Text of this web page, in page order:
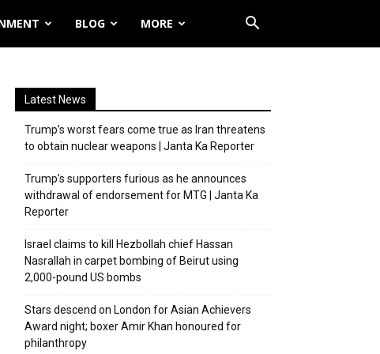
BLOG MORE
Latest News
Trump’s worst fears come true as Iran threatens
to obtain nuclear weapons | Janta Ka Reporter
Trump’s supporters furious as he announces
withdrawal of endorsement for MTG | Janta Ka
Reporter
Israel claims to kill Hezbollah chief Hassan
Nasrallah in carpet bombing of Beirut using
2,000-pound US bombs
Stars descend on London for Asian Achievers
Award night; boxer Amir Khan honoured for
philanthropy